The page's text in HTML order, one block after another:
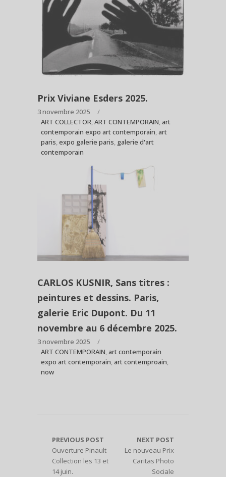
Prix Viviane Esders 2025.
3 novembre 2025
ART COLLECTOR,ART CONTEMPORAIN, art
contemporain expo art contemporain, art
paris,expo galerie paris, galerie d'art
contemporain
CARLOS KUSNIR, Sans titres :
peintures et dessins. Paris,
galerie Eric Dupont. Du 11
novembre au 6 décembre 2025.
3 novembre 2025
ART CONTEMPORAIN, art contemporain
expo art contemporain, art contemproain,
now
PREVIOUS POST
Ouverture Pinault
Collection les 13 et
14 juin.
NEXT POST
Le nouveau Prix
Caritas Photo
Sociale